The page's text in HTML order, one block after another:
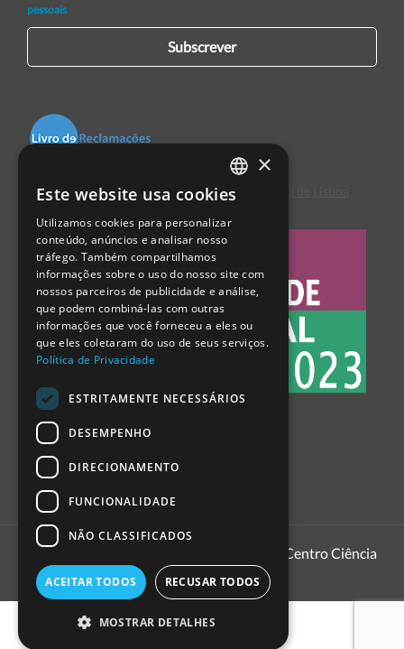
pessoais
Subscrever
Centro de Arbitragem de Conflitos de Consumo de Lisboa
1999 - 2026
Pavilhão do Conhecimento | Centro Ciência
PORTUGUESE
ENGLISH
SPANISH
×
Este website usa cookies
Utilizamos cookies para personalizar
conteúdo, anúncios e analisar nosso
tráfego. Também compartilhamos
informações sobre o uso do nosso site com
nossos parceiros de publicidade e análise,
que podem combiná-las com outras
informações que você forneceu a eles ou
que eles coletaram do uso de seus serviços.
Política de Privacidade
ESTRITAMENTE NECESSÁRIOS
DESEMPENHO
DIRECIONAMENTO
FUNCIONALIDADE
NÃO CLASSIFICADOS
ACEITAR TODOS RECUSAR TODOS
MOSTRAR DETALHES